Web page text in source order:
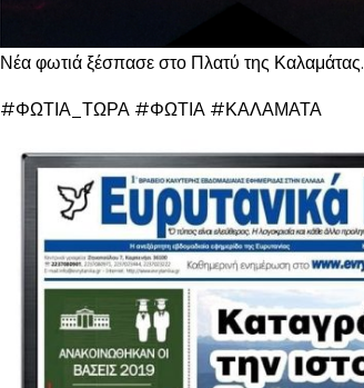
Νέα φωτιά ξέσπασε στο Πλατύ της Καλαμάτας.
#ΦΩΤΙΑ_ΤΩΡΑ #ΦΩΤΙΑ #ΚΑΛΑΜΑΤΑ